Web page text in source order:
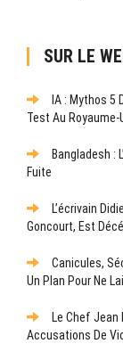
SUR LE
IA : Mythos 5
Test Au Royaume-
Bangladesh :
Fuite
L’écrivain
Goncourt, Est
Canicules,
Un Plan Pour Ne
Le Chef
Accusations De